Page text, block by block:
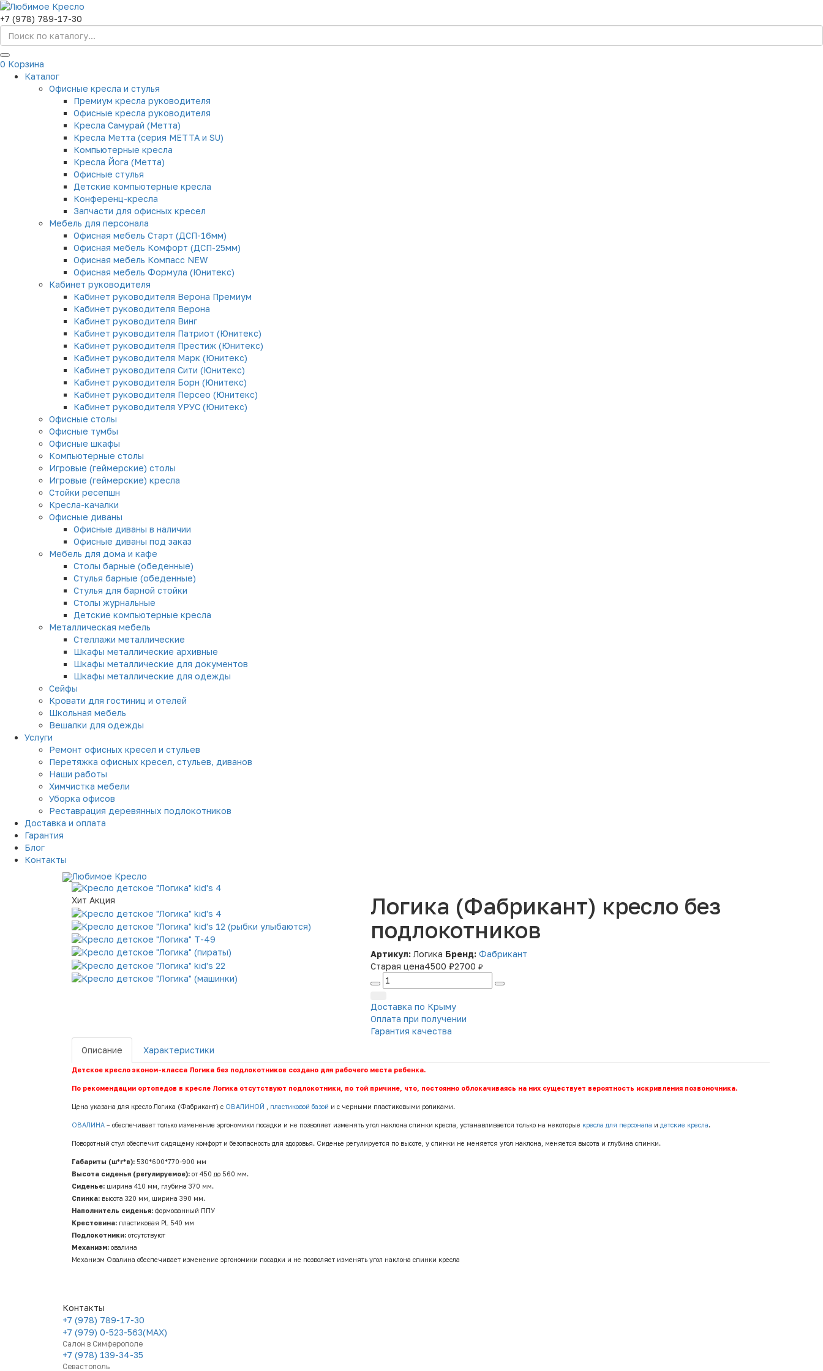
+7 (978) 789-17-30
0 Корзина
Каталог
Офисные кресла и стулья
Премиум кресла руководителя
Офисные кресла руководителя
Кресла Самурай (Метта)
Кресла Метта (серия МЕТТА и SU)
Компьютерные кресла
Кресла Йога (Метта)
Офисные стулья
Детские компьютерные кресла
Конференц-кресла
Запчасти для офисных кресел
Мебель для персонала
Офисная мебель Старт (ДСП-16мм)
Офисная мебель Комфорт (ДСП-25мм)
Офисная мебель Компасс NEW
Офисная мебель Формула (Юнитекс)
Кабинет руководителя
Кабинет руководителя Верона Премиум
Кабинет руководителя Верона
Кабинет руководителя Винг
Кабинет руководителя Патриот (Юнитекс)
Кабинет руководителя Престиж (Юнитекс)
Кабинет руководителя Марк (Юнитекс)
Кабинет руководителя Сити (Юнитекс)
Кабинет руководителя Борн (Юнитекс)
Кабинет руководителя Персео (Юнитекс)
Кабинет руководителя УРУС (Юнитекс)
Офисные столы
Офисные тумбы
Офисные шкафы
Компьютерные столы
Игровые (геймерские) столы
Игровые (геймерские) кресла
Стойки ресепшн
Кресла-качалки
Офисные диваны
Офисные диваны в наличии
Офисные диваны под заказ
Мебель для дома и кафе
Столы барные (обеденные)
Стулья барные (обеденные)
Стулья для барной стойки
Столы журнальные
Детские компьютерные кресла
Металлическая мебель
Стеллажи металлические
Шкафы металлические архивные
Шкафы металлические для документов
Шкафы металлические для одежды
Сейфы
Кровати для гостиниц и отелей
Школьная мебель
Вешалки для одежды
Услуги
Ремонт офисных кресел и стульев
Перетяжка офисных кресел, стульев, диванов
Наши работы
Химчистка мебели
Уборка офисов
Реставрация деревянных подлокотников
Доставка и оплата
Гарантия
Блог
Контакты
Хит Акция
Логика (Фабрикант) кресло без
подлокотников
Артикул:Логика Бренд: Фабрикант
Старая цена4500 ₽2700 ₽
Доставка по Крыму
Оплата при получении
Гарантия качества
Описание
Характеристики
Детское кресло эконом-класса Логика без подлокотников создано для рабочего места ребенка.
По рекомендации ортопедов в кресле Логика отсутствуют подлокотники, по той причине, что, постоянно облокачиваясь на них существует вероятность искривления позвоночника.
Цена указана для кресло Логика (Фабрикант) с ОВАЛИНОЙ пластиковой базой и с черными пластиковыми роликами.
ОВАЛИНА – обеспечивает только изменение эргономики посадки и не позволяет изменять угол наклона спинки кресла, устанавливается только на некоторые кресла для персонала и детские кресла.
Поворотный стул обеспечит сидящему комфорт и безопасность для здоровья. Сиденье регулируется по высоте, у спинки не меняется угол наклона, меняется высота и глубина спинки.
Габариты (ш*г*в): 530*600*770-900 мм
Высота сиденья (регулируемое): от 450 до 560 мм.
Сиденье: ширина 410 мм, глубина 370 мм.
Спинка: высота 320 мм, ширина 390 мм.
Наполнитель сиденья: формованный ППУ
Крестовина: пластиковая PL 540 мм
Подлокотники: отсутствуют
Механизм: овалина
Механизм Овалина обеспечивает изменение эргономики посадки и не позволяет изменять угол наклона спинки кресла
Контакты
+7 (978) 789-17-30
+7 (979) 0-523-563(MAX)
Салон в Симферополе
+7 (978) 139-34-35
Севастополь